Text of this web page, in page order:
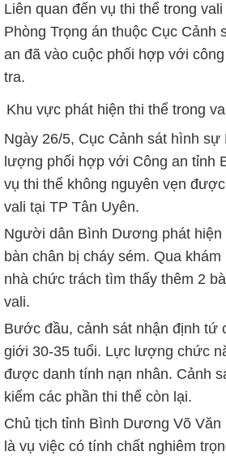
Liên quan đến vụ thi thể trong
Phòng Trọng án thuộc Cục Cảnh
an đã vào cuộc phối hợp với
tra.
Khu vực phát hiện thi thể trong
Ngày 26/5, Cục Cảnh sát hình
lượng phối hợp với Công an tỉnh
vụ thi thể không nguyên vẹn
vali tại TP Tân Uyên.
Người dân Bình Dương phát hiện
bàn chân bị cháy sém. Qua
nhà chức trách tìm thấy thêm 2
vali.
Bước đầu, cảnh sát nhận định tứ
giới 30-35 tuổi. Lực lượng chức
được danh tính nạn nhân. Cảnh
kiếm các phần thi thể còn lại.
Chủ tịch tỉnh Bình Dương Võ Văn
là vụ việc có tính chất nghiêm